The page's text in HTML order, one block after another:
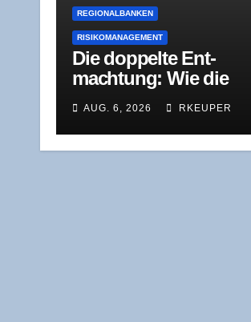
REGIONALBANKEN
RISIKOMANAGEMENT
Die dop­pel­te Ent­
mach­tung: Wie die
Genos­sen­schafts­bank
durchgreift
AUG. 6, 2026 RKEUPER